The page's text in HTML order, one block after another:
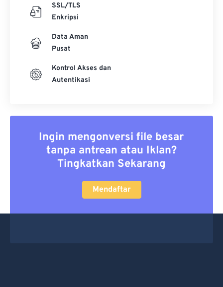
SSL/TLS
Enkripsi
Data Aman
Pusat
Kontrol Akses dan
Autentikasi
Ingin mengonversi file besar
tanpa antrean atau Iklan?
Tingkatkan Sekarang
Mendaftar